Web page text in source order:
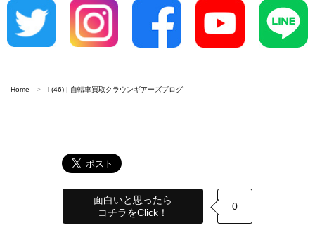
Home l (46) | 自転車買取クラウンギアーズブログ
面白いと思ったら
コチラをClick！
0